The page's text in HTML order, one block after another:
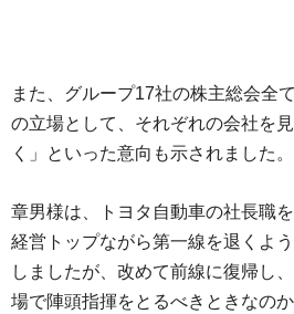
また、グループ17社の株主総会全
の立場として、それぞれの会社を
く」といった意向も示されました。
章男様は、トヨタ自動車の社長職
経営トップながら第一線を退くよ
しましたが、改めて前線に復帰し
場で陣頭指揮をとるべきときなのか